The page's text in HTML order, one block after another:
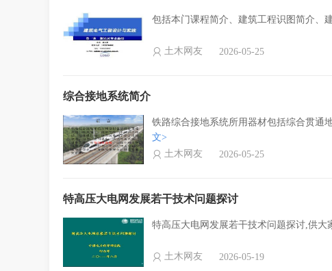
包括本门课程简介、建筑工程识图简介
土木网友 2026-05-25
综合接地系统简介
铁路综合接地系统所用器材包括综合贯
文>
土木网友
2026-05-25
特高压大电网发展若干技术问题探讨
特高压大电网发展若干技术问题探讨,供
土木网友 2026-05-19